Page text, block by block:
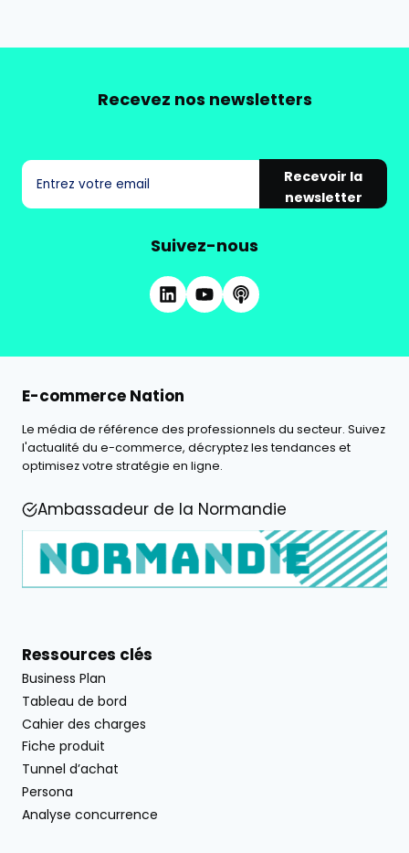
Recevez nos newsletters
Recevoir la
newsletter
Suivez-nous
E-commerce Nation
Le média de référence des professionnels du secteur. Suivez
l'actualité du e-commerce, décryptez les tendances et
optimisez votre stratégie en ligne.
Ambassadeur de la Normandie
Ressources clés
Business Plan
Tableau de bord
Cahier des charges
Fiche produit
Tunnel d’achat
Persona
Analyse concurrence